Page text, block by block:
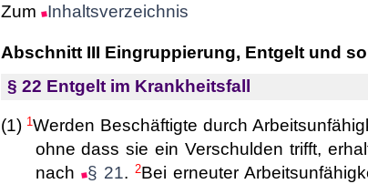
Zum Inhaltsverzeichnis
Abschnitt III Eingruppierung, Entgelt und
§ 22 Entgelt im Krankheitsfall
(1) 1Werden Beschäftigte durch
ohne dass sie ein Verschulden trifft,
nach
§ 21. 2Bei erneuter